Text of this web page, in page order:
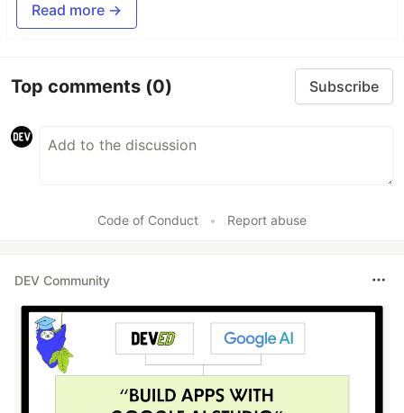
Read more →
Top comments (0) Subscribe
Code of Conduct • Report abuse
DEV Community